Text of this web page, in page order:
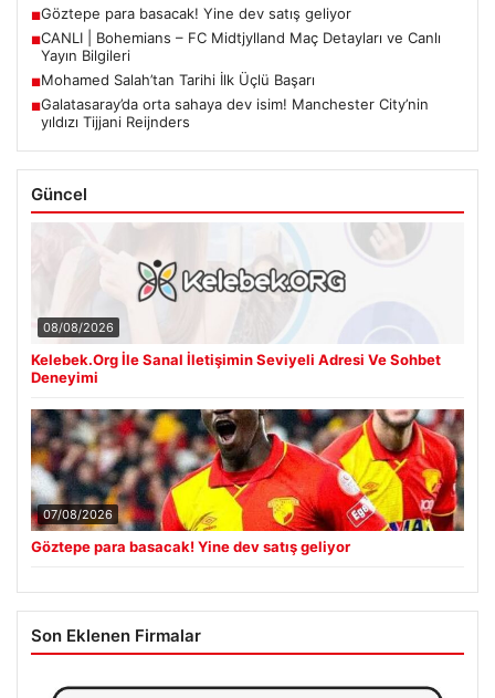
■Göztepe para basacak! Yine dev satış geliyor
■CANLI | Bohemians – FC Midtjylland Maç Detayları ve Canlı
Yayın Bilgileri
■Mohamed Salah’tan Tarihi İlk Üçlü Başarı
■Galatasaray’da orta sahaya dev isim! Manchester City’nin
yıldızı Tijjani Reijnders
Güncel
08/08/2026
Kelebek.Org İle Sanal İletişimin Seviyeli Adresi Ve Sohbet
Deneyimi
07/08/2026
Göztepe para basacak! Yine dev satış geliyor
Son Eklenen Firmalar